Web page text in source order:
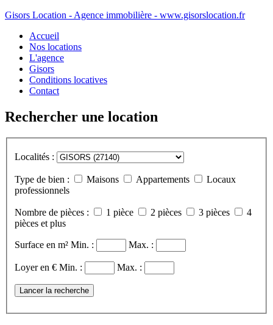
Gisors Location - Agence immobilière - www.gisorslocation.fr
Accueil
Nos locations
L'agence
Gisors
Conditions locatives
Contact
Rechercher une location
Localités :
Type de bien : Maisons Appartements
Locaux
professionnels
Nombre de pièces : 1 pièce 2 pièces 3 pièces
4
pièces et plus
Surface en m² Min. : Max. :
Loyer en € Min. : Max. :
Lancer la recherche